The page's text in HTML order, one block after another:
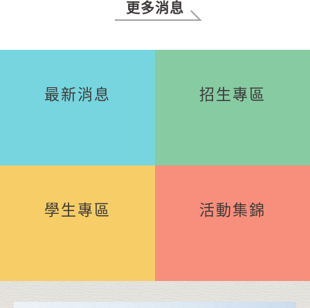
更多消息
最新消息 招生專區
學生專區 活動集錦